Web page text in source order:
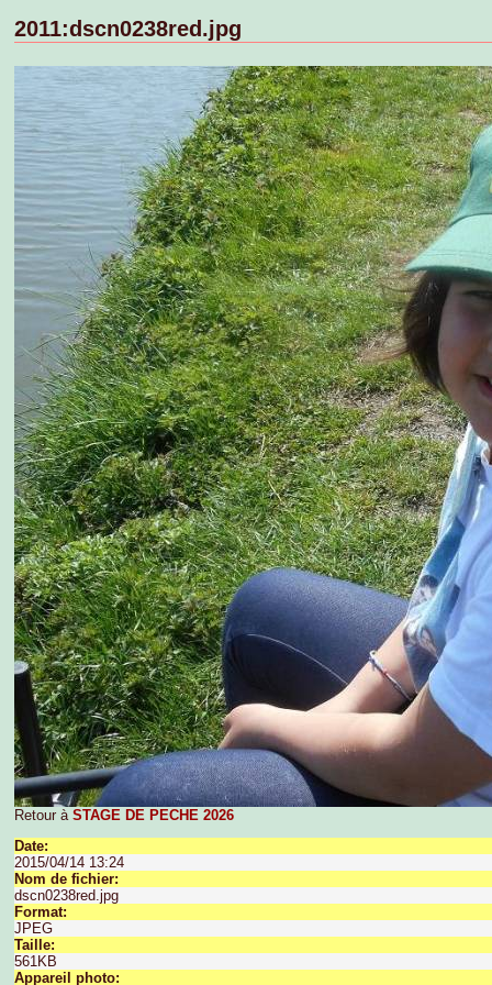
2011:dscn0238red.jpg
Retour à STAGE DE PECHE 2026
Date:
2015/04/14 13:24
Nom de fichier:
dscn0238red.jpg
Format:
JPEG
Taille:
561KB
Appareil photo: